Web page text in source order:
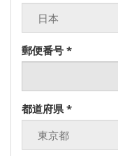
郵便番号 *
都道府県*